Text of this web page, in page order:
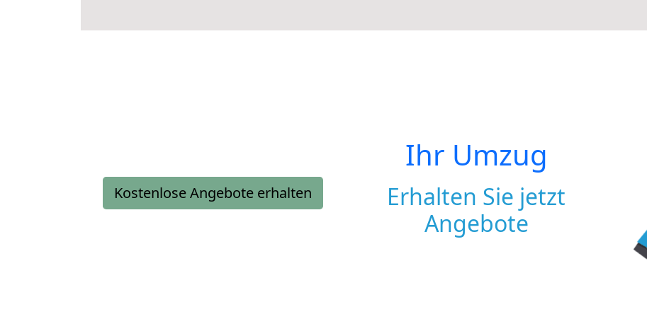
Kostenlose Angebote erhalten
Ihr Umzug
Erhalten Sie jetzt
Angebote